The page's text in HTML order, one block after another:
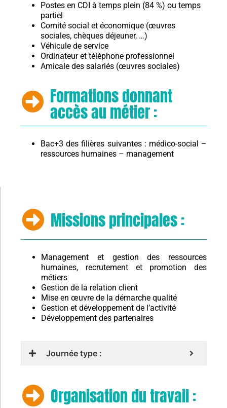
Postes en CDI à temps plein (84 %) ou temps
partiel
Comité social et économique (œuvres
sociales, chèques déjeuner, …)
Véhicule de service
Ordinateur et téléphone professionnel
Amicale des salariés (œuvres sociales)
Formations donnant
accès au métier :
Bac+3 des filières suivantes : médico-social –
ressources humaines – management
Missions principales :
Management et gestion des ressources
humaines, recrutement et promotion des
métiers
Gestion de la relation client
Mise en œuvre de la démarche qualité
Gestion et développement de l’activité
Développement des partenaires
Journée type :
Organisation du travail :